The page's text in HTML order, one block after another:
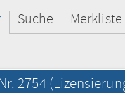
Suche Merkliste
2754